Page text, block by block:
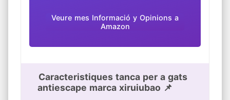
Veure mes Informació y Opinions a
Amazon
Caracteristiques tanca per a gats
antiescape marca xiruiubao 📌